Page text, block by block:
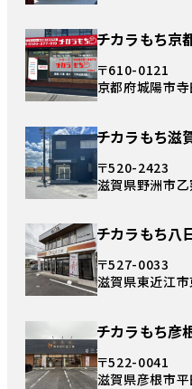
チカラもち京
〒610-0121
京都府城陽市
チカラもち滋
〒520-2423
滋賀県野洲市
チカラもち八
〒527-0033
滋賀県東近江
チカラもち彦
〒522-0041
滋賀県彦根市